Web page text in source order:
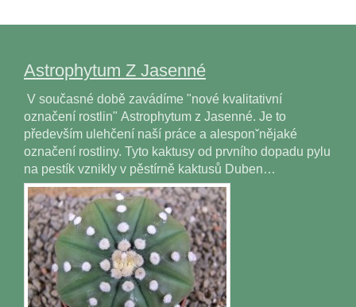
Astrophytum Z Jasenné
V současné době zavádíme "nové kvalitativní
označení rostlin" Astrophytum z Jasenné. Je to
především ulehčení naší práce a alesponˇnějaké
označení rostliny. Tyto kaktusy od prvního dopadu pylu
na pestík vznikly v pěstírně kaktusů Duben…